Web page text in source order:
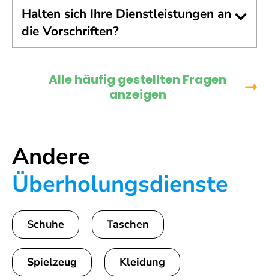
Halten sich Ihre Dienstleistungen an
die Vorschriften?
Alle häufig gestellten Fragen
anzeigen
Andere
Überholungsdienste
Schuhe Taschen
Spielzeug Kleidung